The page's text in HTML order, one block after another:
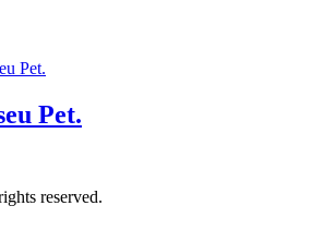
Pet.
reserved.